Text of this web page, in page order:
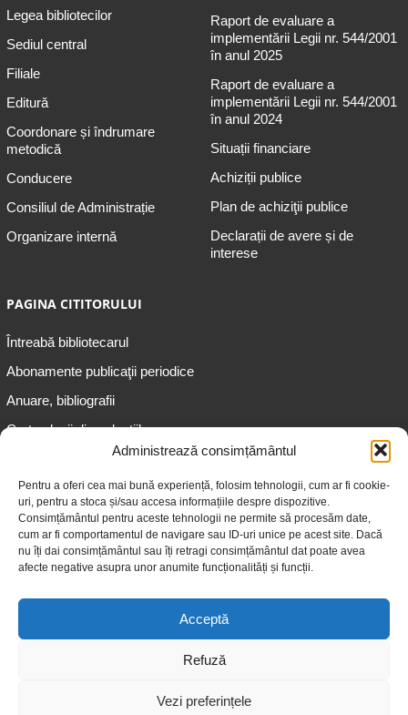
Administrează consimțământul
Pentru a oferi cea mai bună experiență, folosim tehnologii, cum ar fi cookie-
uri, pentru a stoca și/sau accesa informațiile despre dispozitive.
Consimțământul pentru aceste tehnologii ne permite să procesăm date,
cum ar fi comportamentul de navigare sau ID-uri unice pe acest site. Dacă
nu îți dai consimțământul sau îți retragi consimțământul dat poate avea
afecte negative asupra unor anumite funcționalități și funcții.
Acceptă
Refuză
Vezi preferințele
Legea bibliotecilor
Sediul central
Filiale
Editură
Coordonare și îndrumare
metodică
Conducere
Consiliul de Administrație
Organizare internă
Raport de evaluare a
implementării Legii nr. 544/2001
în anul 2025
Raport de evaluare a
implementării Legii nr. 544/2001
în anul 2024
Situații financiare
Achiziții publice
Plan de achiziţii publice
Declarații de avere și de
interese
PAGINA CITITORULUI
Întreabă bibliotecarul
Abonamente publicaţii periodice
Anuare, bibliografii
Cartea lunii din colecțiile
Informații pentru adolescenți
Informații pentru adulți
Informații pentru seniori
© 2026 Biblioteca Judeţeană „Gheorghe Asachi” Iaşi